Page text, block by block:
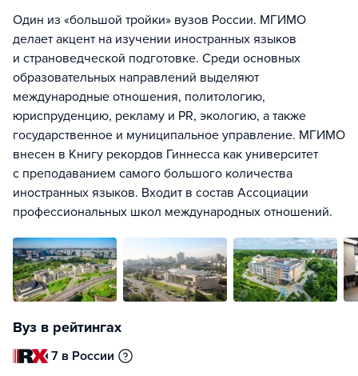
Один из «большой тройки» вузов России. МГИМО
делает акцент на изучении иностранных языков
и страноведческой подготовке. Среди основных
образовательных направлений выделяют
международные отношения, политологию,
юриспруденцию, рекламу и PR, экологию, а также
государственное и муниципальное управление. МГИМО
внесен в Книгу рекордов Гиннесса как университет
с преподаванием самого большого количества
иностранных языков. Входит в состав Ассоциации
профессиональных школ международных отношений.
Вуз в рейтингах
7 в России